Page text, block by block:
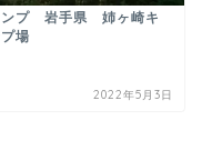
ンプ 岩手県 姉ヶ崎キ
場
2022年5月3日